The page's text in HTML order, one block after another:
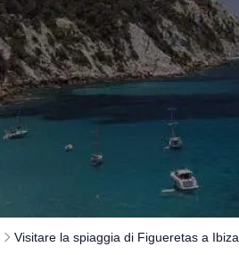
Visitare la spiaggia di Figueretas a Ibiza